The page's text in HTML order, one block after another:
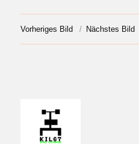
Vorheriges Bild Nächstes Bild